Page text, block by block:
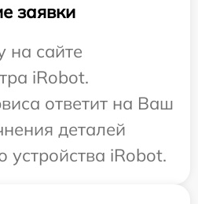
заявки
на сайте
iRobot.
ответит на Ваш
деталей
устройства iRobot.